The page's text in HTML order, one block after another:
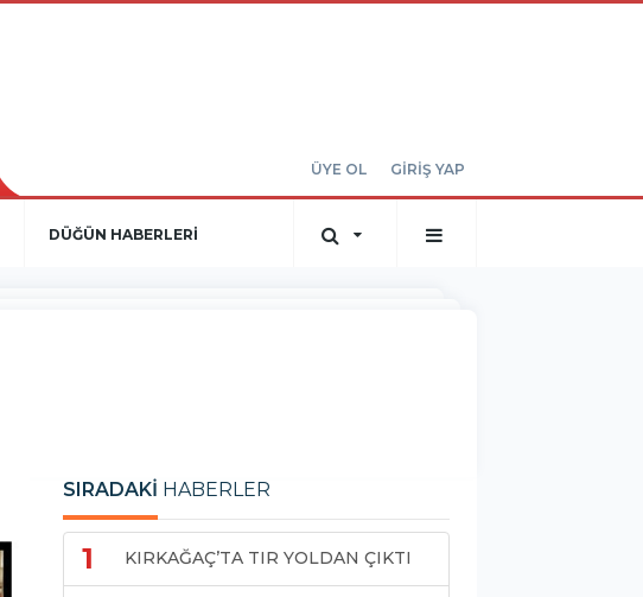
ÜYE OL GİRİŞ YAP
DÜĞÜN HABERLERİ
SIRADAKİ HABERLER
1 KIRKAĞAÇ’TA TIR YOLDAN ÇIKTI